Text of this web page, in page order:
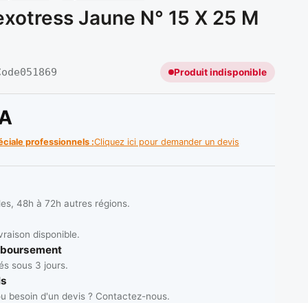
Jaune N° 15 X 25 M
051869 Produit indisponible
professionnels :Cliquez ici pour demander un devis
48h à 72h autres régions.
disponible.
sous 3 jours.
besoin d'un devis ? Contactez-nous.